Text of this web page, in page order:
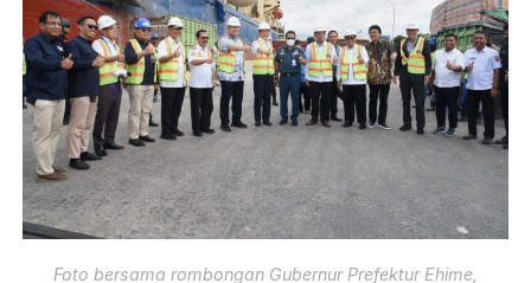
Foto bersama rombongan Gubernur Prefektur Ehime,